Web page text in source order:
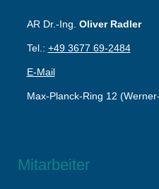
AR Dr.-Ing. Oliver Radler
Tel.: +49 3677 69-2484
E-Mail
Max-Planck-Ring 12
Mitarbeiter